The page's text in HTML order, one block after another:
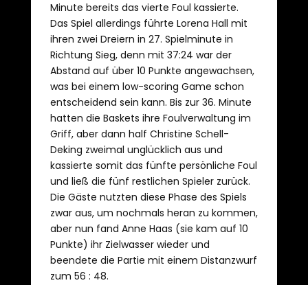
Minute bereits das vierte Foul kassierte.
Das Spiel allerdings führte Lorena Hall mit
ihren zwei Dreiern in 27. Spielminute in
Richtung Sieg, denn mit 37:24 war der
Abstand auf über 10 Punkte angewachsen,
was bei einem low-scoring Game schon
entscheidend sein kann. Bis zur 36. Minute
hatten die Baskets ihre Foulverwaltung im
Griff, aber dann half Christine Schell-
Deking zweimal unglücklich aus und
kassierte somit das fünfte persönliche Foul
und ließ die fünf restlichen Spieler zurück.
Die Gäste nutzten diese Phase des Spiels
zwar aus, um nochmals heran zu kommen,
aber nun fand Anne Haas (sie kam auf 10
Punkte) ihr Zielwasser wieder und
beendete die Partie mit einem Distanzwurf
zum 56 : 48.